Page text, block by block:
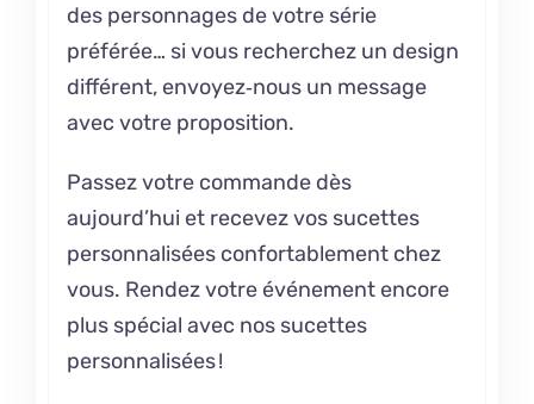
des personnages de votre série
préférée… si vous recherchez un design
différent, envoyez‑nous un message
avec votre proposition.
Passez votre commande dès
aujourd’hui et recevez vos sucettes
personnalisées confortablement chez
vous. Rendez votre événement encore
plus spécial avec nos sucettes
personnalisées !